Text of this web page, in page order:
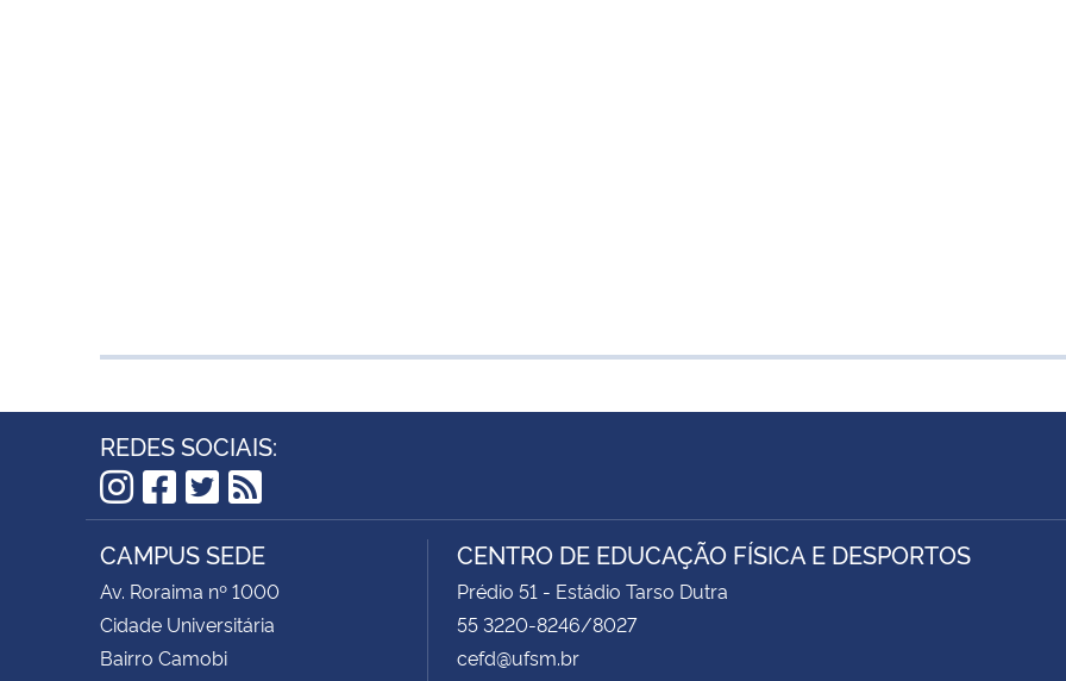
REDES SOCIAIS:
Instagram
Facebook
Twitter
RSS
CAMPUS SEDE
Av. Roraima nº 1000
Cidade Universitária
Bairro Camobi
CENTRO DE EDUCAÇÃO FÍSICA E DESPORTOS
Prédio 51 - Estádio Tarso Dutra
55 3220-8246/8027
cefd@ufsm.br